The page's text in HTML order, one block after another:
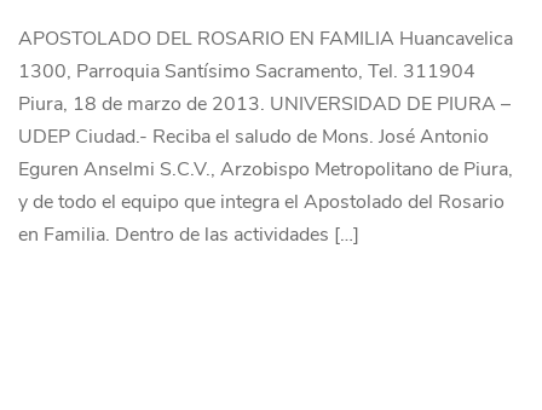
APOSTOLADO DEL ROSARIO EN FAMILIA Huancavelica
1300, Parroquia Santísimo Sacramento, Tel. 311904
Piura, 18 de marzo de 2013. UNIVERSIDAD DE PIURA –
UDEP Ciudad.- Reciba el saludo de Mons. José Antonio
Eguren Anselmi S.C.V., Arzobispo Metropolitano de Piura,
y de todo el equipo que integra el Apostolado del Rosario
en Familia. Dentro de las actividades […]